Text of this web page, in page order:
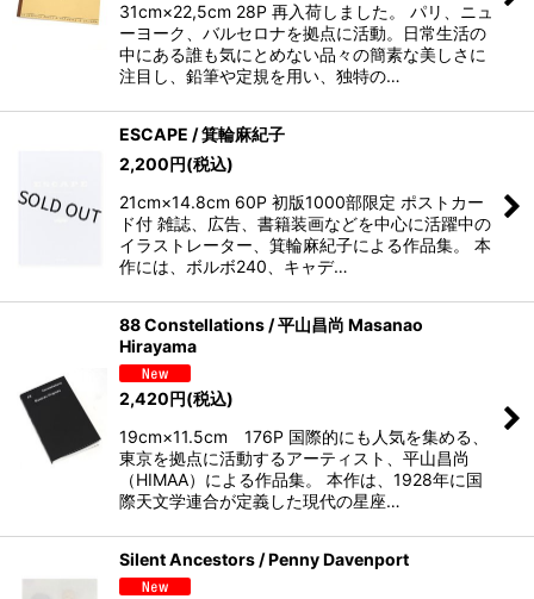
31cm×22,5cm 28P 再入荷しました。 パリ、ニュ
ーヨーク、バルセロナを拠点に活動。日常生活の
中にある誰も気にとめない品々の簡素な美しさに
注目し、鉛筆や定規を用い、独特の…
ESCAPE / 箕輪麻紀子
2,200円(税込)
21cm×14.8cm 60P 初版1000部限定 ポストカー
ド付 雑誌、広告、書籍装画などを中心に活躍中の
イラストレーター、箕輪麻紀子による作品集。 本
作には、ボルボ240、キャデ…
88 Constellations / 平山昌尚 Masanao
Hirayama
2,420円(税込)
19cm×11.5cm 176P 国際的にも人気を集める、
東京を拠点に活動するアーティスト、平山昌尚
（HIMAA）による作品集。 本作は、1928年に国
際天文学連合が定義した現代の星座…
Silent Ancestors / Penny Davenport